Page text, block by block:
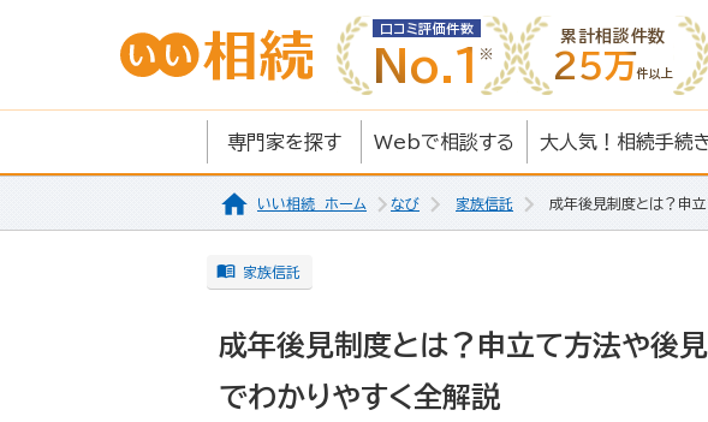
口コミ評価件数
No.1
累計相談件数
25万件以上
専門家を探す Webで相談する 大人気！相続手続
いい相続 ホーム なび 家族信託 成年後見制度とは？申
家族信託
成年後見制度とは？申立て方法や後
でわかりやすく全解説